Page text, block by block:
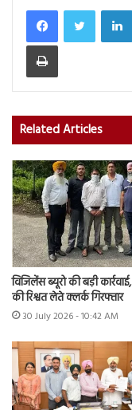
Print
Related Articles
विजिलेंस ब्यूरो की बड़ी
की रिश्वत लेते क्लर्क गिरफ्तार
30 July 2026 - 10:42 AM